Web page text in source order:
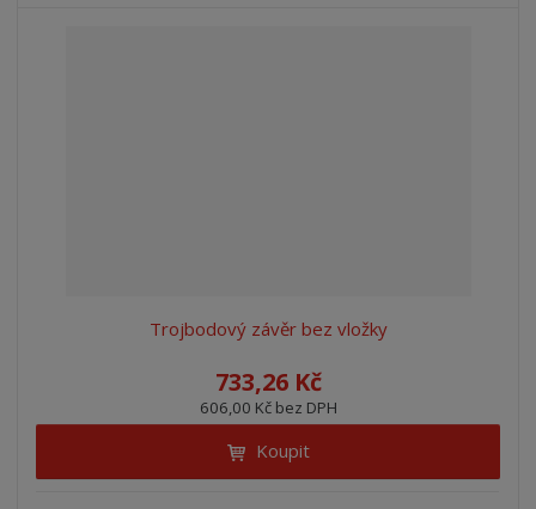
Trojbodový závěr bez vložky
733,26 Kč
606,00 Kč bez DPH
Koupit